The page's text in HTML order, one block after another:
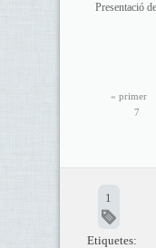
Presentació
« primer
7
1
Etiquetes: